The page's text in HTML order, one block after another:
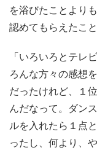
を浴びたことより
認めてもらえたこと
「いろいろとテレ
ろんな方々の感想
だったけれど、１
んだなって。ダン
ルを入れたら１点
ったし、何より、